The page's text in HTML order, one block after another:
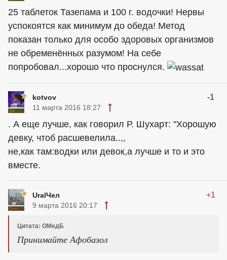
25 таблеток Тазепама и 100 г. водочки! Нервы
успокоятся как минимум до обеда! Метод
показан только для особо здоровых организмов
не обременённых разумом! На себе
попробовал...хорошо что проснулся.
kotvov -1
11 марта 2016 18:27
. А еще лучше, как говорил Р. Шухарт: "Хорошую
девку, чтоб расшевелила..,,
не,как там:водки или девок,а лучше и то и это
вместе.
UralЧел +1
9 марта 2016 20:17
Цитата: ОМедБ
Принимайте Афобазол